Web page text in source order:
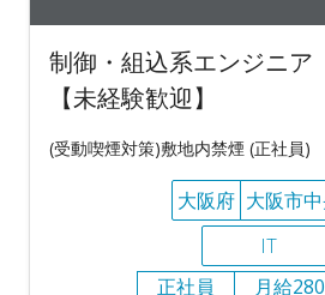
制御・組込系エンジニア
【未経験歓迎】
(受動喫煙対策)敷地内禁煙 (正社員)
大阪府 大阪市
IT
正社員
月給